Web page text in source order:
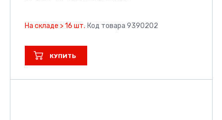
На складе > 16 шт. Код товара 9390202
КУПИТЬ